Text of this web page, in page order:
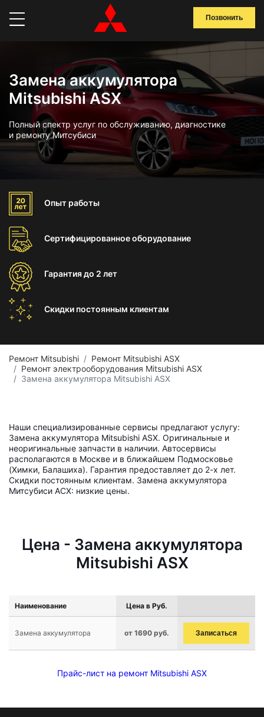
Позвонить
Замена аккумулятора
Mitsubishi ASX
Полный спектр услуг по обслуживанию, диагностике
и ремонту Митсубиси
Опыт работы
Сертифицированноеоборудование
Гарантиядо 2 лет
Скидки постоянным клиентам
Ремонт Mitsubishi
Ремонт Mitsubishi ASX
Ремонт электрооборудования Mitsubishi ASX
Замена аккумулятора Mitsubishi ASX
Наши специализированные сервисы предлагают услугу:
Замена аккумулятора Mitsubishi ASX. Оригинальные и
неоригинальные запчасти в наличии. Автосервисы
располагаются в Москве и в ближайшем Подмосковье
(Химки, Балашиха). Гарантия предоставляет до 2-х лет.
Скидки постоянным клиентам. Замена аккумулятора
Митсубиси АСХ: низкие цены.
Цена - Замена аккумулятора
Mitsubishi ASX
Наименование Цена в Руб.
Замена аккумулятора от 1690 руб. Записаться
Прайс-лист на ремонт Mitsubishi ASX